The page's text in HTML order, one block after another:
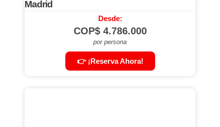
Madrid
Desde:
COP$4.786.000
por persona
👉 ¡Reserva Ahora!